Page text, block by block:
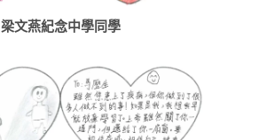
梁文燕紀念中學同學